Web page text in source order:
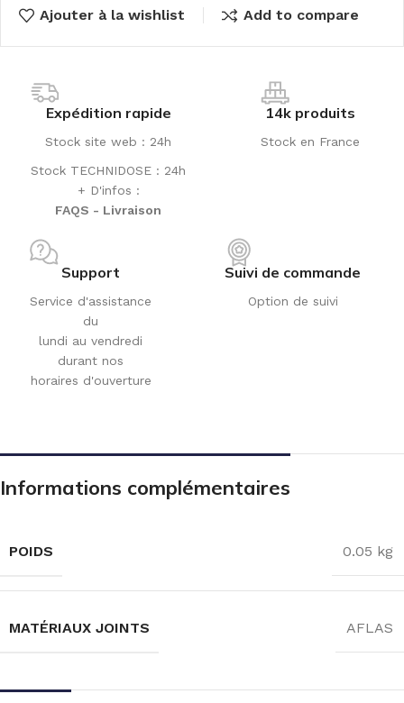
Ajouter à la wishlist Add to compare
Expédition rapide
Stock site web : 24h
Stock TECHNIDOSE : 24h
+ D'infos :
FAQS - Livraison
14k produits
Stock en France
Support
Service d'assistance
du
lundi au vendredi
durant nos
horaires d'ouverture
Suivi de commande
Option de suivi
Informations complémentaires
POIDS 0.05 kg
MATÉRIAUX JOINTS AFLAS